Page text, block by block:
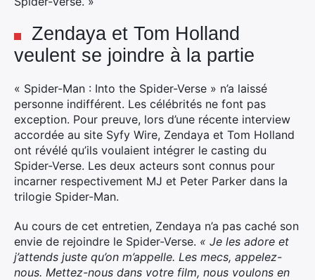
Zendaya et Tom Holland
veulent se joindre à la partie
« Spider-Man : Into the Spider-Verse » n’a laissé
personne indifférent. Les célébrités ne font pas
exception. Pour preuve, lors d’une récente interview
accordée au site Syfy Wire, Zendaya et Tom Holland
ont révélé qu’ils voulaient intégrer le casting du
Spider-Verse. Les deux acteurs sont connus pour
incarner respectivement MJ et Peter Parker dans la
trilogie Spider-Man.
Au cours de cet entretien, Zendaya n’a pas caché son
envie de rejoindre le Spider-Verse. « Je les adore et
j’attends juste qu’on m’appelle. Les mecs, appelez-
nous. Mettez-nous dans votre film, nous voulons en
×